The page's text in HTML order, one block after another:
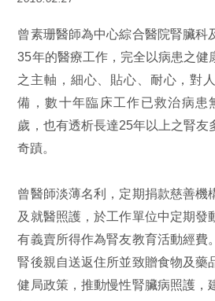
曾素珊醫師為中心綜合醫院腎臟科
35年的醫療工作，完全以病患之健
之主軸，細心、貼心、耐心，對
備，數十年臨床工作已救治病患
歲，也有透析長達25年以上之腎友
奇蹟。
曾醫師淡薄名利，定期捐款慈善機
及就醫照護，於工作單位中定期發
有義賣所得作為腎友教育活動經費
腎後親自送返住所並致贈食物及藥
健局政策，推動慢性腎臟病照護，